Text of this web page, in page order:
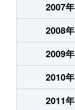
2007年
2008年
2009年
2010年
2011年